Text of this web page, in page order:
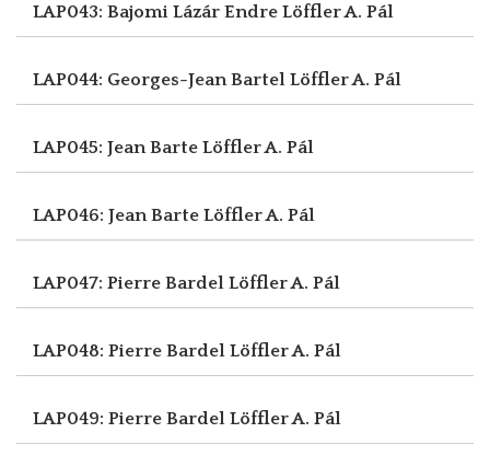
LAP043: Bajomi Lázár Endre Löffler A. Pál
LAP044: Georges-Jean Bartel Löffler A. Pál
LAP045: Jean Barte Löffler A. Pál
LAP046: Jean Barte Löffler A. Pál
LAP047: Pierre Bardel Löffler A. Pál
LAP048: Pierre Bardel Löffler A. Pál
LAP049: Pierre Bardel Löffler A. Pál